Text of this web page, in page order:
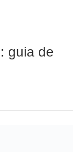
guia de